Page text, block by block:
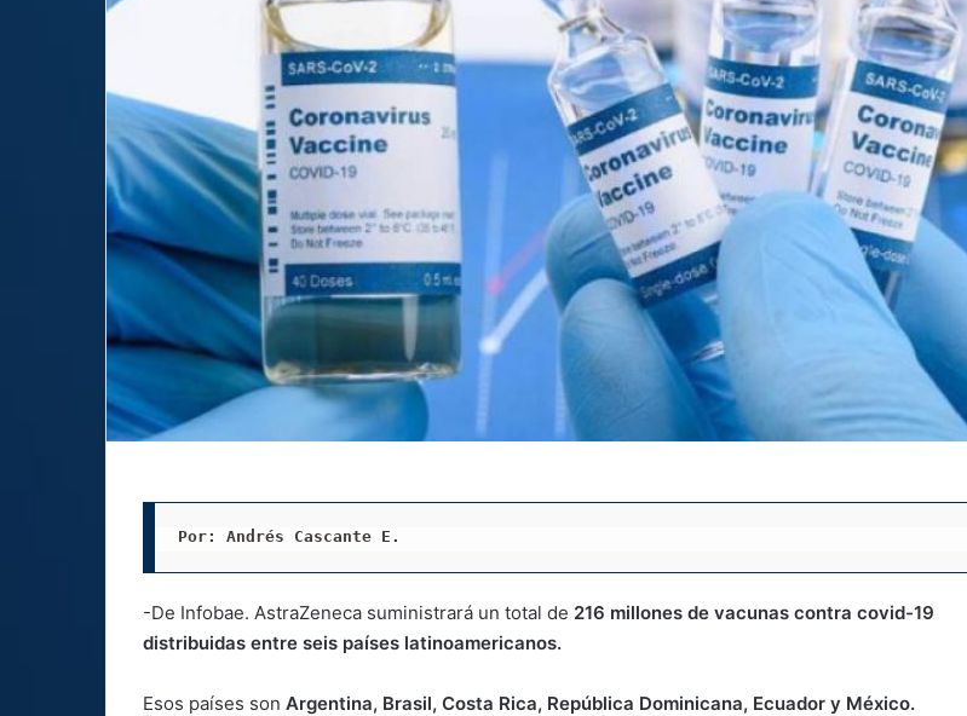
Por: Andrés Cascante E.
-De Infobae. AstraZeneca suministrará un total de 216 millones de vacunas contra covid-19
distribuidas entre seis países latinoamericanos.
Esos países son Argentina, Brasil, Costa Rica, República Dominicana, Ecuador y México.